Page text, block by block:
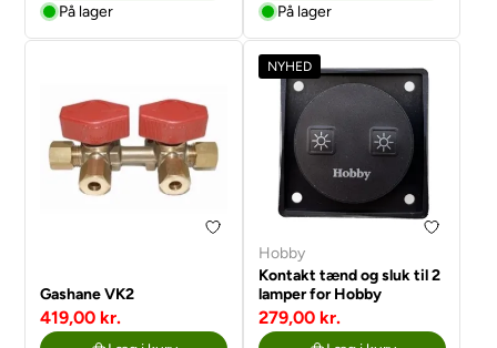
På lager
På lager
Gashane VK2
419,00 kr.
NYHED
Hobby
Kontakt tænd og sluk til 2
lamper for Hobby
279,00 kr.